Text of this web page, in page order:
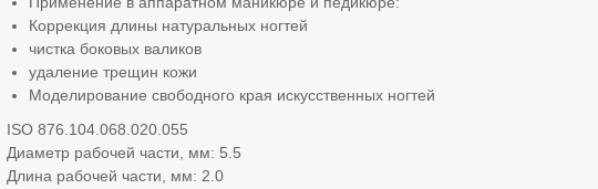
Коррекция длины натуральных ногтей
чистка боковых валиков
удаление трещин кожи
Моделирование свободного края искусственных ногтей
ISO 876.104.068.020.055
Диаметр рабочей части, мм: 5.5
Длина рабочей части, мм: 2.0